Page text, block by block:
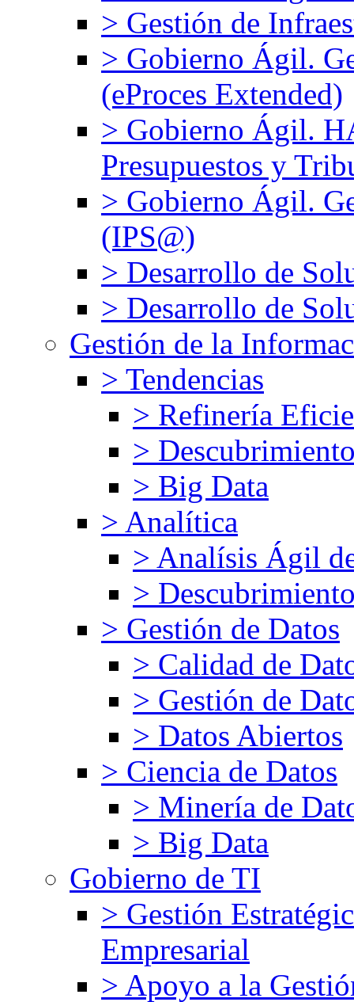
> Gestión de
> Gobierno Ágil.
(eProces Extended)
> Gobierno Ágil.
Presupuestos y
> Gobierno Ágil.
(IPS@)
> Desarrollo de
> Desarrollo de
Gestión de la
> Tendencias
> Refinería
>
> Big Data
> Analítica
> Analísis Ágil
>
> Gestión de Datos
> Calidad de
> Gestión de
> Datos Abiertos
> Ciencia de Datos
> Minería de
> Big Data
Gobierno de TI
> Gestión
Empresarial
> Apoyo a la